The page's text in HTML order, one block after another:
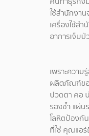
ใช้สำนักงา
เครื่องใช้ส
อาการเจ็บป่
เพราะควา
ผลิตภัณฑ์ขอ
ปวดตา คอ
รองช้ำ แผ่น
โลหิตป้องกั
ที่ใช่ คุณแอร์